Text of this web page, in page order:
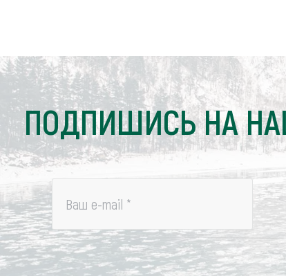
ПОДПИШИСЬ НА
Ваш e-mail *